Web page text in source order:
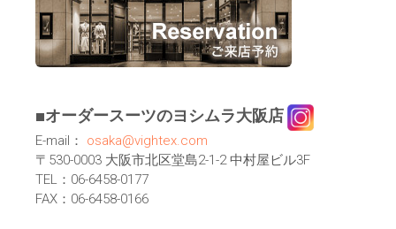
■オーダースーツのヨシムラ大阪店
E-mail： osaka@vightex.com
〒530-0003 大阪市北区堂島2-1-2 中村屋ビル3F
TEL：06-6458-0177
FAX：06-6458-0166